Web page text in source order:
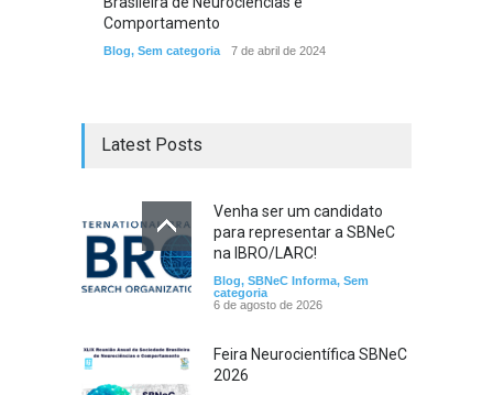
Comportamento
Blog, Sem categoria 7 de abril de 2024
Latest Posts
Venha ser um candidato
para representar a SBNeC
na IBRO/LARC!
Blog, SBNeC Informa, Sem
categoria
6 de agosto de 2026
Feira Neurocientífica SBNeC
2026